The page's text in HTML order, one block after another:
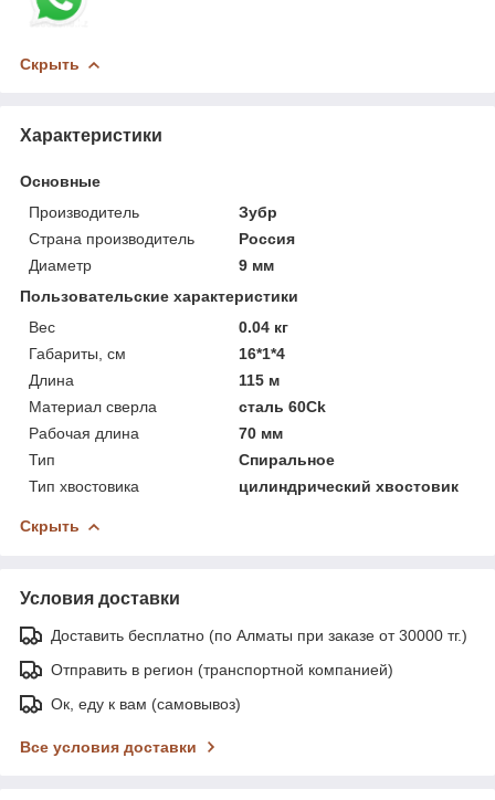
Скрыть
Характеристики
Основные
Производитель
Зубр
Страна производитель
Россия
Диаметр
9 мм
Пользовательские характеристики
Вес
0.04 кг
Габариты, см
16*1*4
Длина
115 м
Материал сверла
сталь 60Ck
Рабочая длина
70 мм
Тип
Спиральное
Тип хвостовика
цилиндрический хвостовик
Скрыть
Условия доставки
Доставить бесплатно (по Алматы при заказе от 30000 тг.)
Отправить в регион (транспортной компанией)
Ок, еду к вам (самовывоз)
Все условия доставки